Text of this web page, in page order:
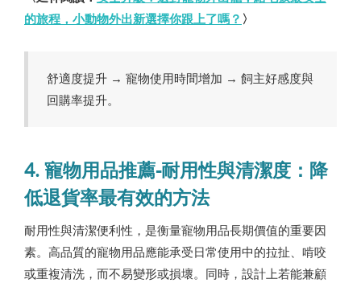
的旅程，小動物外出新選擇你跟上了嗎？ 〉
舒適度提升 → 寵物使用時間增加 → 飼主好感度與
回購率提升。
4. 寵物用品推薦-耐用性與清潔度：降
低退貨率最有效的方法
耐用性與清潔便利性，是衡量寵物用品長期價值的重要因
素。高品質的寵物用品應能承受日常使用中的拉扯、啃咬
或重複清洗，而不易變形或損壞。同時，設計上若能兼顧